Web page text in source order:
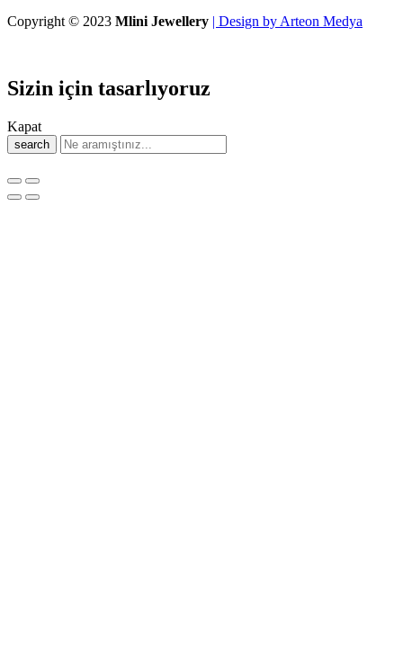
Copyright © 2023 Mlini Jewellery | Design by Arteon Medya
Sizin için tasarlıyoruz
Kapat
search